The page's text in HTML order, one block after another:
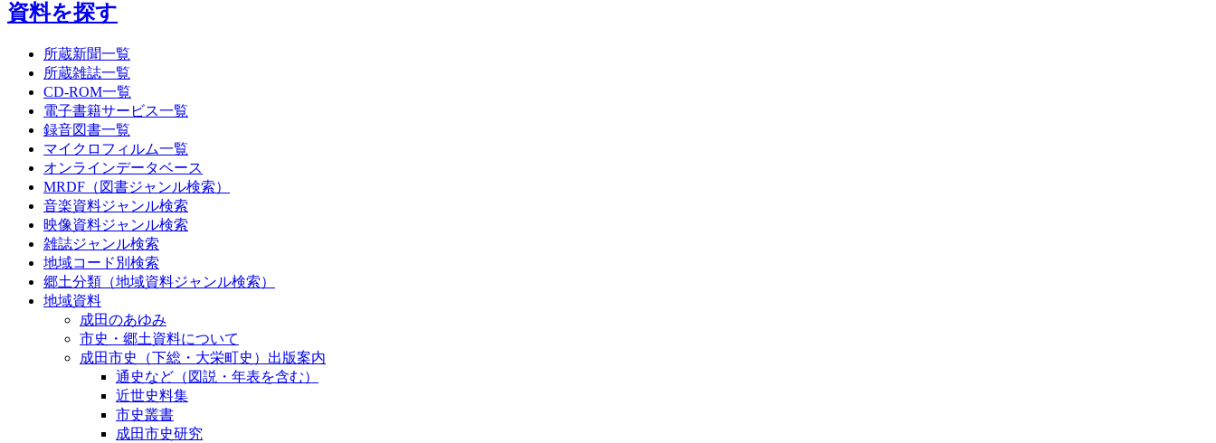
資料を探す
所蔵新聞一覧
所蔵雑誌一覧
CD-ROM一覧
電子書籍サービス一覧
録音図書一覧
マイクロフィルム一覧
オンラインデータベース
MRDF（図書ジャンル検索）
音楽資料ジャンル検索
映像資料ジャンル検索
雑誌ジャンル検索
地域コード別検索
郷土分類（地域資料ジャンル検索）
地域資料
成田のあゆみ
市史・郷土資料について
成田市史（下総・大栄町史）出版案内
通史など（図説・年表を含む）
近世史料集
市史叢書
成田市史研究